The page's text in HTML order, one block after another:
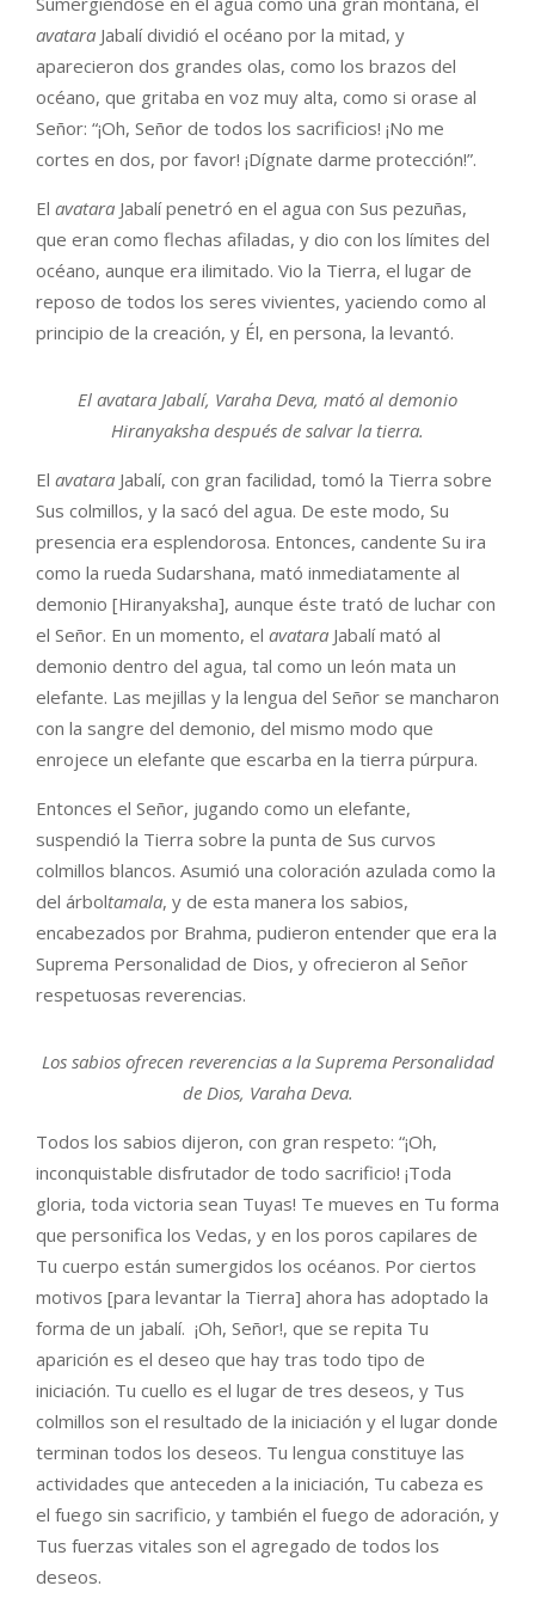
avatara Jabalí dividió el océano por la mitad, y
aparecieron dos grandes olas, como los brazos del
océano, que gritaba en voz muy alta, como si orase al
Señor: “¡Oh, Señor de todos los sacrificios! ¡No me
cortes en dos, por favor! ¡Dígnate darme protección!”.
El avatara Jabalí penetró en el agua con Sus pezuñas,
que eran como flechas afiladas, y dio con los límites del
océano, aunque era ilimitado. Vio la Tierra, el lugar de
reposo de todos los seres vivientes, yaciendo como al
principio de la creación, y Él, en persona, la levantó.
El avatara Jabalí, Varaha Deva, mató al demonio
Hiranyaksha después de salvar la tierra.
El avatara Jabalí, con gran facilidad, tomó la Tierra sobre
Sus colmillos, y la sacó del agua. De este modo, Su
presencia era esplendorosa. Entonces, candente Su ira
como la rueda Sudarshana, mató inmediatamente al
demonio [Hiranyaksha], aunque éste trató de luchar con
el Señor. En un momento, el avatara Jabalí mató al
demonio dentro del agua, tal como un león mata un
elefante. Las mejillas y la lengua del Señor se mancharon
con la sangre del demonio, del mismo modo que
enrojece un elefante que escarba en la tierra púrpura.
Entonces el Señor, jugando como un elefante,
suspendió la Tierra sobre la punta de Sus curvos
colmillos blancos. Asumió una coloración azulada como la
del árboltamala, y de esta manera los sabios,
encabezados por Brahma, pudieron entender que era la
Suprema Personalidad de Dios, y ofrecieron al Señor
respetuosas reverencias.
Los sabios ofrecen reverencias a la Suprema Personalidad
de Dios, Varaha Deva.
Todos los sabios dijeron, con gran respeto: “¡Oh,
inconquistable disfrutador de todo sacrificio! ¡Toda
gloria, toda victoria sean Tuyas! Te mueves en Tu forma
que personifica los Vedas, y en los poros capilares de
Tu cuerpo están sumergidos los océanos. Por ciertos
motivos [para levantar la Tierra] ahora has adoptado la
forma de un jabalí. ¡Oh, Señor!, que se repita Tu
aparición es el deseo que hay tras todo tipo de
iniciación. Tu cuello es el lugar de tres deseos, y Tus
colmillos son el resultado de la iniciación y el lugar donde
terminan todos los deseos. Tu lengua constituye las
actividades que anteceden a la iniciación, Tu cabeza es
el fuego sin sacrificio, y también el fuego de adoración, y
Tus fuerzas vitales son el agregado de todos los
deseos.